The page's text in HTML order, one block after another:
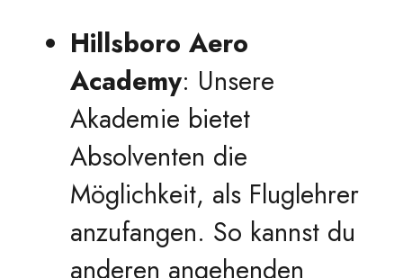
Hillsboro Aero
Academy: Unsere
Akademie bietet
Absolventen die
Möglichkeit, als Fluglehrer
anzufangen. So kannst du
anderen angehenden